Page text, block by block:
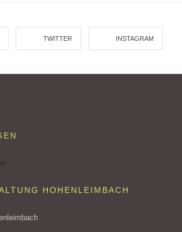
TWITTER INSTAGRAM
HOHENLEIMBACH